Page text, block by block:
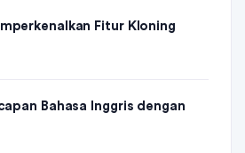
Fitur Kloning
Bahasa Inggris dengan